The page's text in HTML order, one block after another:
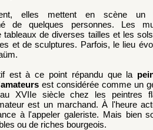
elles mettent en scène un
de quelques personnes. Les
tableaux de diverses tailles et les
et de sculptures. Parfois, le lieu
est à ce point répandu que la
est considérée comme un
XVIIe siècle chez les peintres
est un marchand. À l'heure
à l'appeler galeriste. Mais bien
ou de riches bourgeois.